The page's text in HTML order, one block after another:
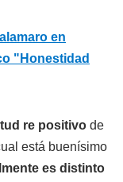
en
"Honestidad
re positivo de
está buenísimo
es distinto